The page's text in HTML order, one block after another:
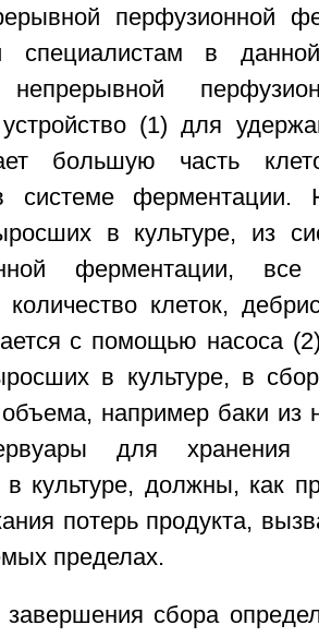
перфузионной
специалистам в
(1) для
большую часть
системе ферментации.
в культуре, из
ферментации,
количество клеток,
с помощью насоса
в культуре, в
например баки из
для хранения
культуре, должны, как
потерь продукта,
пределах.
сбора